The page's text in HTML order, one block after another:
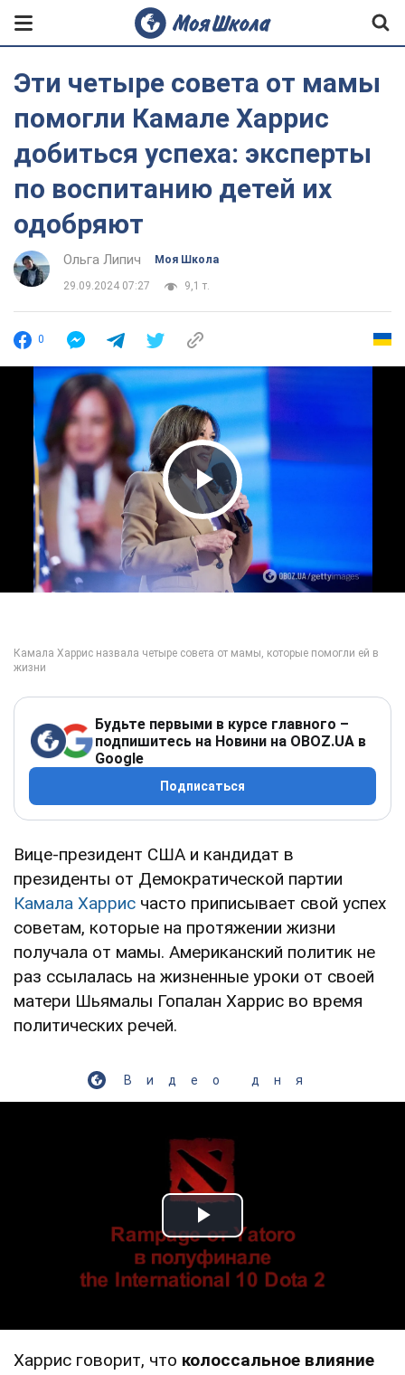
Эти четыре совета от мамы
помогли Камале Харрис
добиться успеха: эксперты
по воспитанию детей их
одобряют
Ольга Липич Моя Школа
29.09.2024 07:27 9,1 т.
0
Play Video
Будьте первыми в курсе главного –
подпишитесь на Новини на OBOZ.UA в
Google
Подписаться
Вице-президент США и кандидат в
президенты от Демократической партии
Камала Харрис часто приписывает свой успех
советам, которые на протяжении жизни
получала от мамы. Американский политик не
раз ссылалась на жизненные уроки от своей
матери Шьямалы Гопалан Харрис во время
политических речей.
Видео дня
Play Video
Харрис говорит, что колоссальное влияние